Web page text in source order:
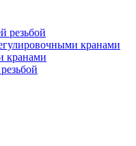
резьбой
кранами
кранами